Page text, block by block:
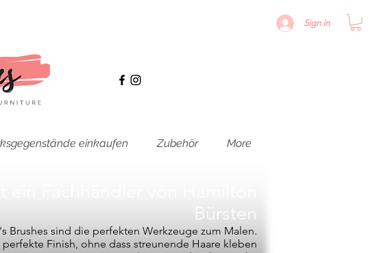
Sign in
einkaufen Zubehör More
Bürsten
Brushes sind die perfekten Werkzeuge zum Malen.
Finish, ohne dass streunende Haare kleben